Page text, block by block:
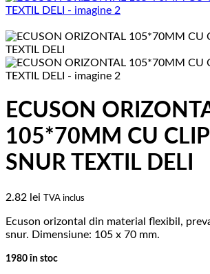
ECUSON
105*70MM CU
SNUR TEXTIL DELI
2.82 lei TVA inclus
Ecuson orizontal din material flexibil,
snur. Dimensiune: 105 x 70 mm.
1980 în stoc